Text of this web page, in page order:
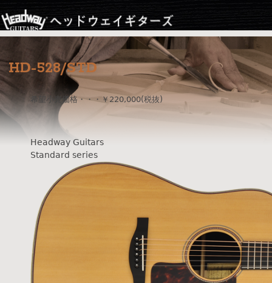
Jump to navigation
HD-528/STD
希望小売価格・・・￥220,000(税抜)
Headway Guitars
Standard series